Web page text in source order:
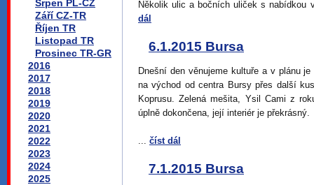
Srpen PL-CZ
Září CZ-TR
Říjen TR
Listopad TR
Prosinec TR-GR
2016
2017
2018
2019
2020
2021
2022
2023
2024
2025
Několik ulic a bočních uliček s
dál
6.1.2015 Bursa
Dnešní den věnujeme kultuře a v plánu
na východ od centra Bursy přes další
Koprusu. Zelená mešita, Ysil Cami z
úplně dokončena, její interiér je překrásný.
... číst dál
7.1.2015 Bursa